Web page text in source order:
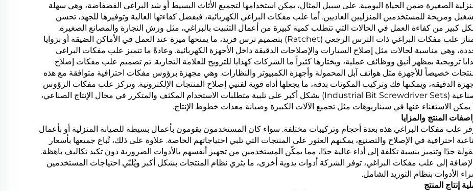
الصغيرة ضمن الحياة اليومية. على سبيل المثال، يمكن استخدامها لتجميع الأثاث البسيط أو شد البراغي الفضفاضة، وهي سهلة
ومريحة للمستخدمين المنزليين العاديين. أما علب مفكات البراغي الكهربائية، فبفضل كفاءتها العالية وتوفيرها للجهد، تحسن
كبير من كفاءة العمل في الحالات التي تتطلب كمية كبيرة من أعمال التثبيت بالبراغي، مثل ورش النجارة والمصانع الصغيرة.
وتمتاز علب مفكات البراغي ذات الترس الرجعي (Ratchet) بتصميم ترس فريد، ما يمنحها ميزة عند العمل في الأماكن الضيقة أو بزوايا
وهي مناسبة لحالات مثل إصلاح السيارات والإصلاحات الدقيقة داخل الأجهزة الكهربائية. وعادةً ما تتميز علب مفكات البراغي
ترويجية بمظهر أنيق ووظائف عملية، ويختارها كثيراً ما الشركات كهدايا للترويج للعلامة التجارية. تم تصميم علب مفكات إصلاح
خصيصاً للأجهزة مثل هواتف آبل المحمولة وأجهزة الكمبيوتر والنظارات. وهي مجهزة برؤوس مفكات احترافية متوافقة مع هذه
الدقيقة، ويمكنها فك وتركيب المكونات بدقة، ما يجعلها أداة قوية لفنيي إصلاح المنتجات الإلكترونية. وتركز علب مفكات الرؤوس
الصناعية (Industrial Bit Screwdriver Sets) بشكل أكبر على تلبية متطلبات الاستخدام المكثف والمتكرر في مجال الإنتاج الصناعي،
يمكن الاستغناء عنها في سيناريوهات مثل تجميع الآلات الكبيرة وصيانة معدات خطوط الإنتاج.
المنتج والمزايا
علب مفكات البراغي هذه بعدة أحجام وتركيبات مختلفة. سواء كان المستخدمون يقومون بأعمال بسيطة للصيانة المنزلية أو بأعمال
احترافية في الإصلاح والتصنيع، يمكنهم العثور على المنتجات التي تلبي احتياجاتهم الخاصة. علاوة على ذلك، تُباع جميعها بأسعار
جدًا وتتميز بنسبة تكلفة إلى أداء عالية جدًا، مما يمكّن المستخدمين من تجهيز أنفسهم بالأدوات الضرورية دون تكبد تكاليف باهظة.
إلى علب مفكات البراغي، توفر الشركة أدوات يدوية أخرى، ما يثري نظام المنتجات بشكل أكبر ويُلبّي احتياجات المستخدمين
الأدوات بنظام التوريد الشامل.
إنتاج المنتج